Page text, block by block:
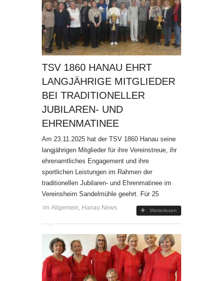
TSV 1860 HANAU EHRT
LANGJÄHRIGE MITGLIEDER
BEI TRADITIONELLER
JUBILAREN- UND
EHRENMATINEE
Am 23.11.2025 hat der TSV 1860 Hanau seine
langjährigen Mitglieder für ihre Vereinstreue, ihr
ehrenamtliches Engagement und ihre
sportlichen Leistungen im Rahmen der
traditionellen Jubilaren- und Ehrenmatinee im
Vereinsheim Sandelmühle geehrt. Für 25
im Allgemein Hanau News Weiterlesen